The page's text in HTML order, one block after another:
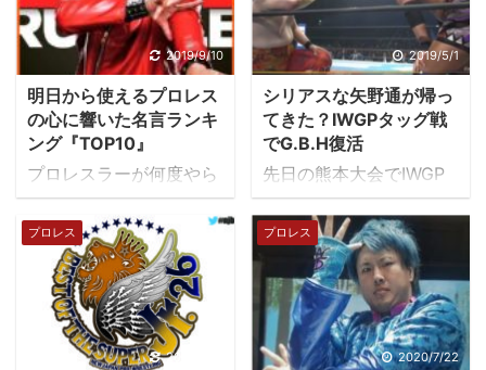
2019/9/10
明日から使えるプロレス
の心に響いた名言ランキ
ング『TOP10』
プロレスラーが何度やら
れても立ち上がる姿にフ
ァンは勇気をもらいま
す。プロレスラーは常に
情熱を持って生きてい
る。 あるものは過去との
決別のため、またあるも
のは頂上を目指すため…
2019/5/1
シリアスな矢野通が帰っ
てきた？IWGPタッグ戦
でG.B.H復活
先日の熊本大会でIWGP
ヘビー級タッグ選手権が
行われました。始まる前
は違和感がぬぐえない
と、申しておりました
が…。 平成最後のタイト
ルマッチ！矢野&真壁組
に違和感を感じずにはい
プロレス
2019/5/10
プロレス
2020/7/22